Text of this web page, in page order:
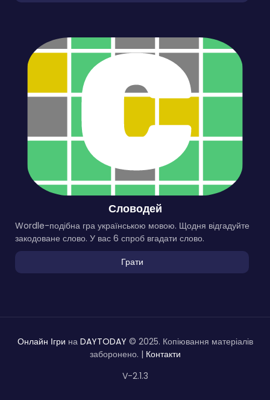
Словодей
Wordle-подібна гра українською мовою. Щодня відгадуйте
закодоване слово. У вас 6 спроб вгадати слово.
Грати
Онлайн Ігри на DAYTODAY © 2025. Копіювання матеріалів
заборонено. | Контакти
V-2.1.3